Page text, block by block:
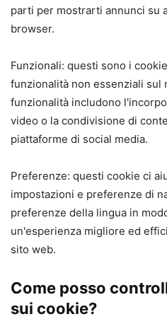
parti per mostrarti annunci su
browser.
Funzionali: questi sono i
funzionalità non essenziali sul
funzionalità includono
video o la condivisione di
piattaforme di social media.
Preferenze: questi cookie ci
impostazioni e preferenze di
preferenze della lingua in
un'esperienza migliore ed
sito web.
Come posso
sui cookie?